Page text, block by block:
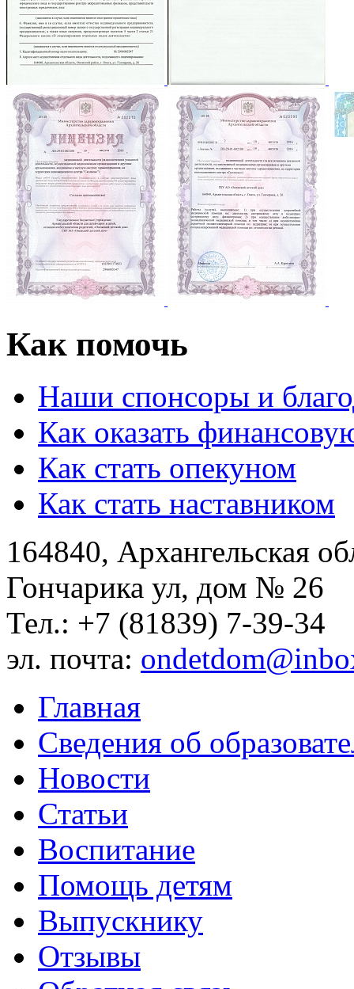
Как помочь
Наши спонсоры и
Как оказать
Как стать опекуном
Как стать наставником
164840, Архангельская
Гончарика ул, дом № 26
Тел.: +7 (81839) 7-39-34
эл. почта:
Главная
Сведения об
Новости
Статьи
Воспитание
Помощь детям
Выпускнику
Отзывы